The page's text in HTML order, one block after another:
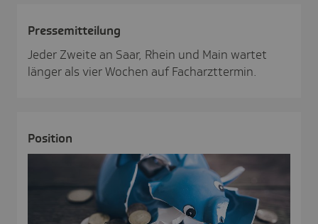
Pres­se­mit­tei­lung
Jeder Zweite an Saar, Rhein und Main wartet
länger als vier Wochen auf Facharzttermin.
Posi­tion